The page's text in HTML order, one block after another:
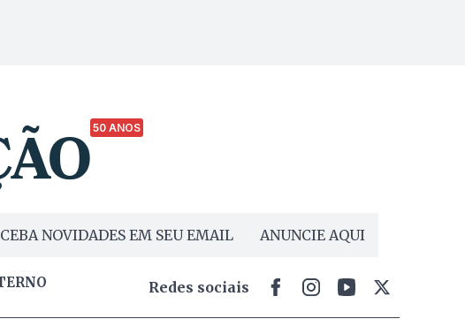
50 ANOS
NOVIDADES EM SEU EMAIL ANUNCIE AQUI
Redes sociais